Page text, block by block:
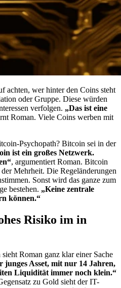
achten, wer hinter den Coins steht
oder Gruppe. Diese würden
verfolgen. „Das ist eine
Roman. Viele Coins werben mit
Psychopath? Bitcoin sei in der
ist ein großes Netzwerk.
, argumentiert Roman. Bitcoin
Mehrheit. Die Regeländerungen
Sonst wird das ganze zum
bestehen. „Keine zentrale
können.“
Risiko im in
Roman ganz klar einer Sache
junges Asset, mit nur 14 Jahren,
Liquidität immer noch klein.“
zu Gold sieht der IT-